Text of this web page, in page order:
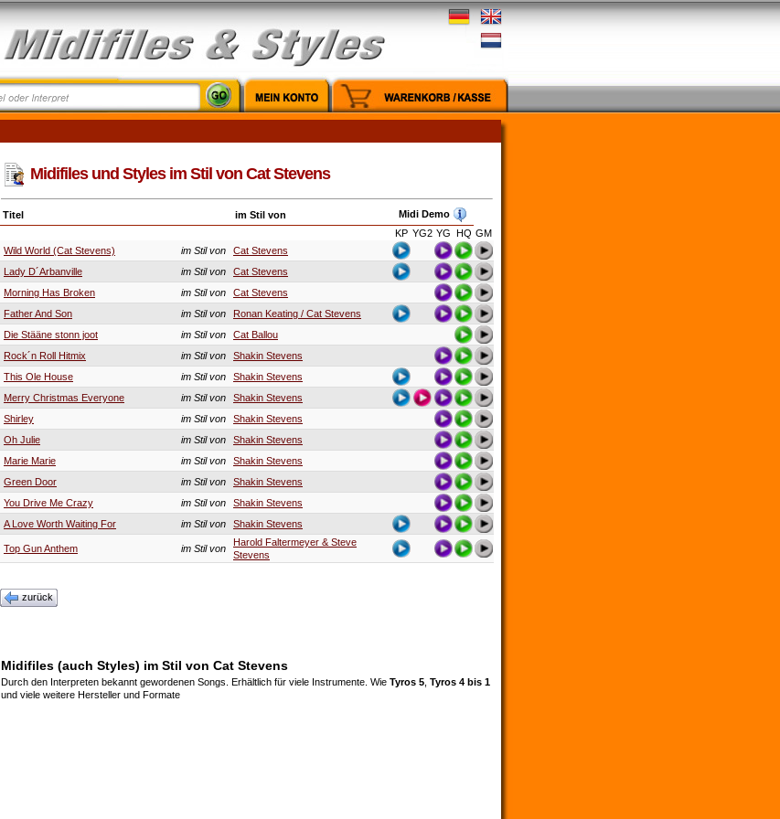
Midifiles und Styles im Stil von Cat Stevens
Titel im Stil von
Midi Demo
KP YG2 YG HQ GM
Wild World (Cat Stevens)
im Stil von
Cat Stevens
Lady D´Arbanville
im Stil von
Cat Stevens
Morning Has Broken
im Stil von
Cat Stevens
Father And Son
im Stil von
Ronan Keating / Cat Stevens
Die Stääne stonn joot
im Stil von
Cat Ballou
Rock´n Roll Hitmix
im Stil von
Shakin Stevens
This Ole House
im Stil von
Shakin Stevens
Merry Christmas Everyone
im Stil von
Shakin Stevens
Shirley
im Stil von
Shakin Stevens
Oh Julie
im Stil von
Shakin Stevens
Marie Marie
im Stil von
Shakin Stevens
Green Door
im Stil von
Shakin Stevens
You Drive Me Crazy
im Stil von
Shakin Stevens
A Love Worth Waiting For
im Stil von Shakin Stevens
Top Gun Anthem im Stil von
Harold Faltermeyer & Steve
Stevens
zurück
Midifiles (auch Styles) im Stil von Cat Stevens
Durch den Interpreten bekannt gewordenen Songs. Erhältlich für viele Instrumente. Wie Tyros 5 Tyros 4 bis 1
und viele weitere Hersteller und Formate